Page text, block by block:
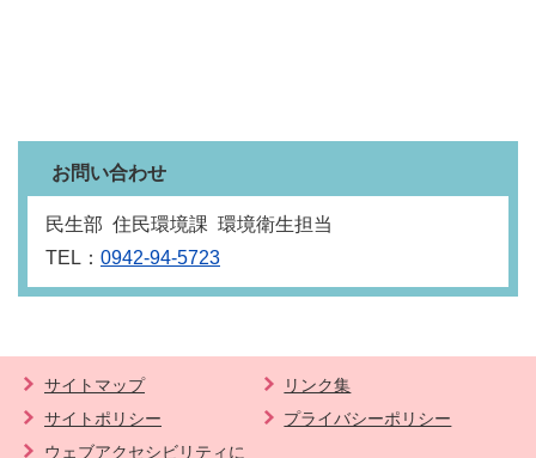
お問い合わせ
民生部 住民環境課 環境衛生担当
TEL： 0942-94-5723
サイトマップ
リンク集
サイトポリシー
プライバシーポリシー
ウェブアクセシビリティに